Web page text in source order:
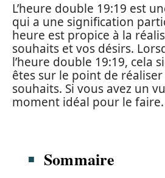
L’heure double 19:19 est
qui a une signification
heure est propice à la
souhaits et vos désirs.
l’heure double 19:19, cela
êtes sur le point de
souhaits. Si vous avez un
moment idéal pour le faire.
Sommaire